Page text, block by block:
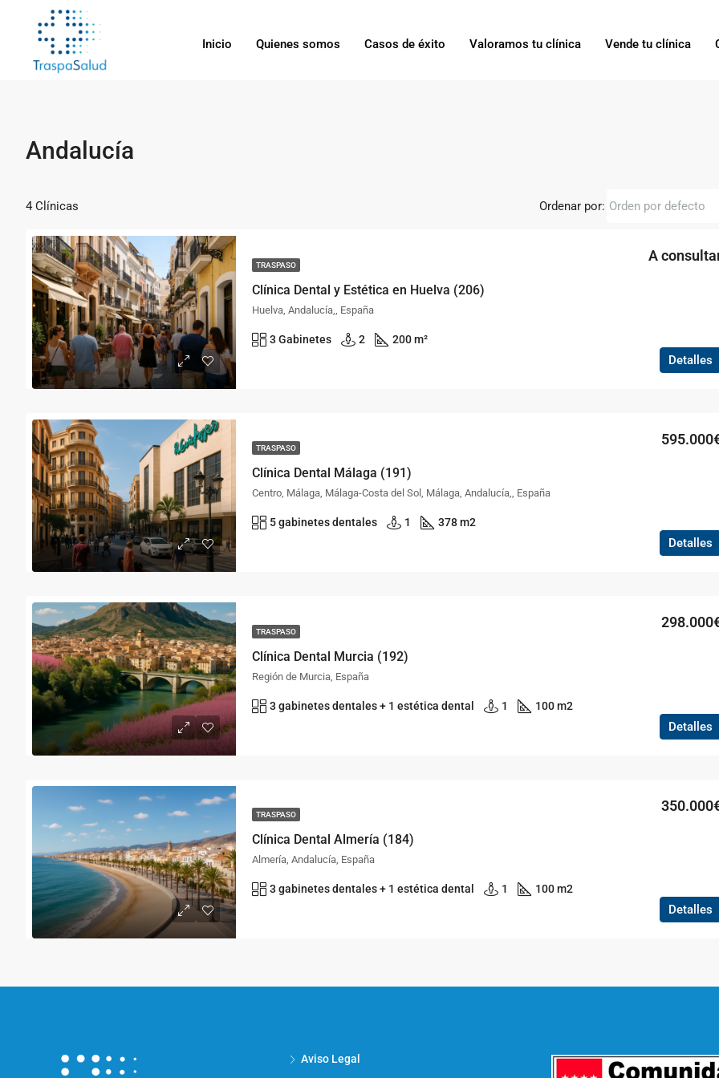
Inicio Quienes somos Casos de éxito Valoramos tu clínica Vende tu clínica
Andalucía
4 Clínicas Ordenar por: Orden por defecto
TRASPASO
Clínica Dental y Estética en Huelva (206)
A
Huelva, Andalucía,, España
3 Gabinetes 2 200 m²
Detalles
TRASPASO
Clínica Dental Málaga (191)
Centro, Málaga, Málaga-Costa del Sol, Málaga, Andalucía,, España
5 gabinetes dentales 1 378 m2
Detalles
TRASPASO
Clínica Dental Murcia (192)
Región de Murcia, España
3 gabinetes dentales + 1 estética dental 1 100 m2
Detalles
TRASPASO
Clínica Dental Almería (184)
Almería, Andalucía, España
3 gabinetes dentales + 1 estética dental 1 100 m2
Detalles
Aviso Legal